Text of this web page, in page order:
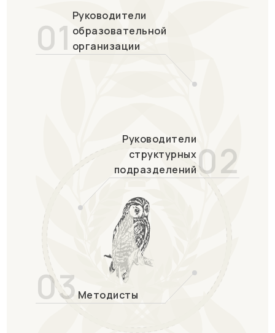
01 Руководители
образовательной
организации
Руководители
структурных
подразделений02
03 Методисты